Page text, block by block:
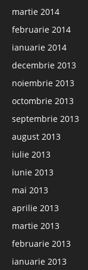
martie 2014
februarie 2014
ianuarie 2014
decembrie 2013
noiembrie 2013
octombrie 2013
septembrie 2013
august 2013
iulie 2013
iunie 2013
mai 2013
aprilie 2013
martie 2013
februarie 2013
ianuarie 2013